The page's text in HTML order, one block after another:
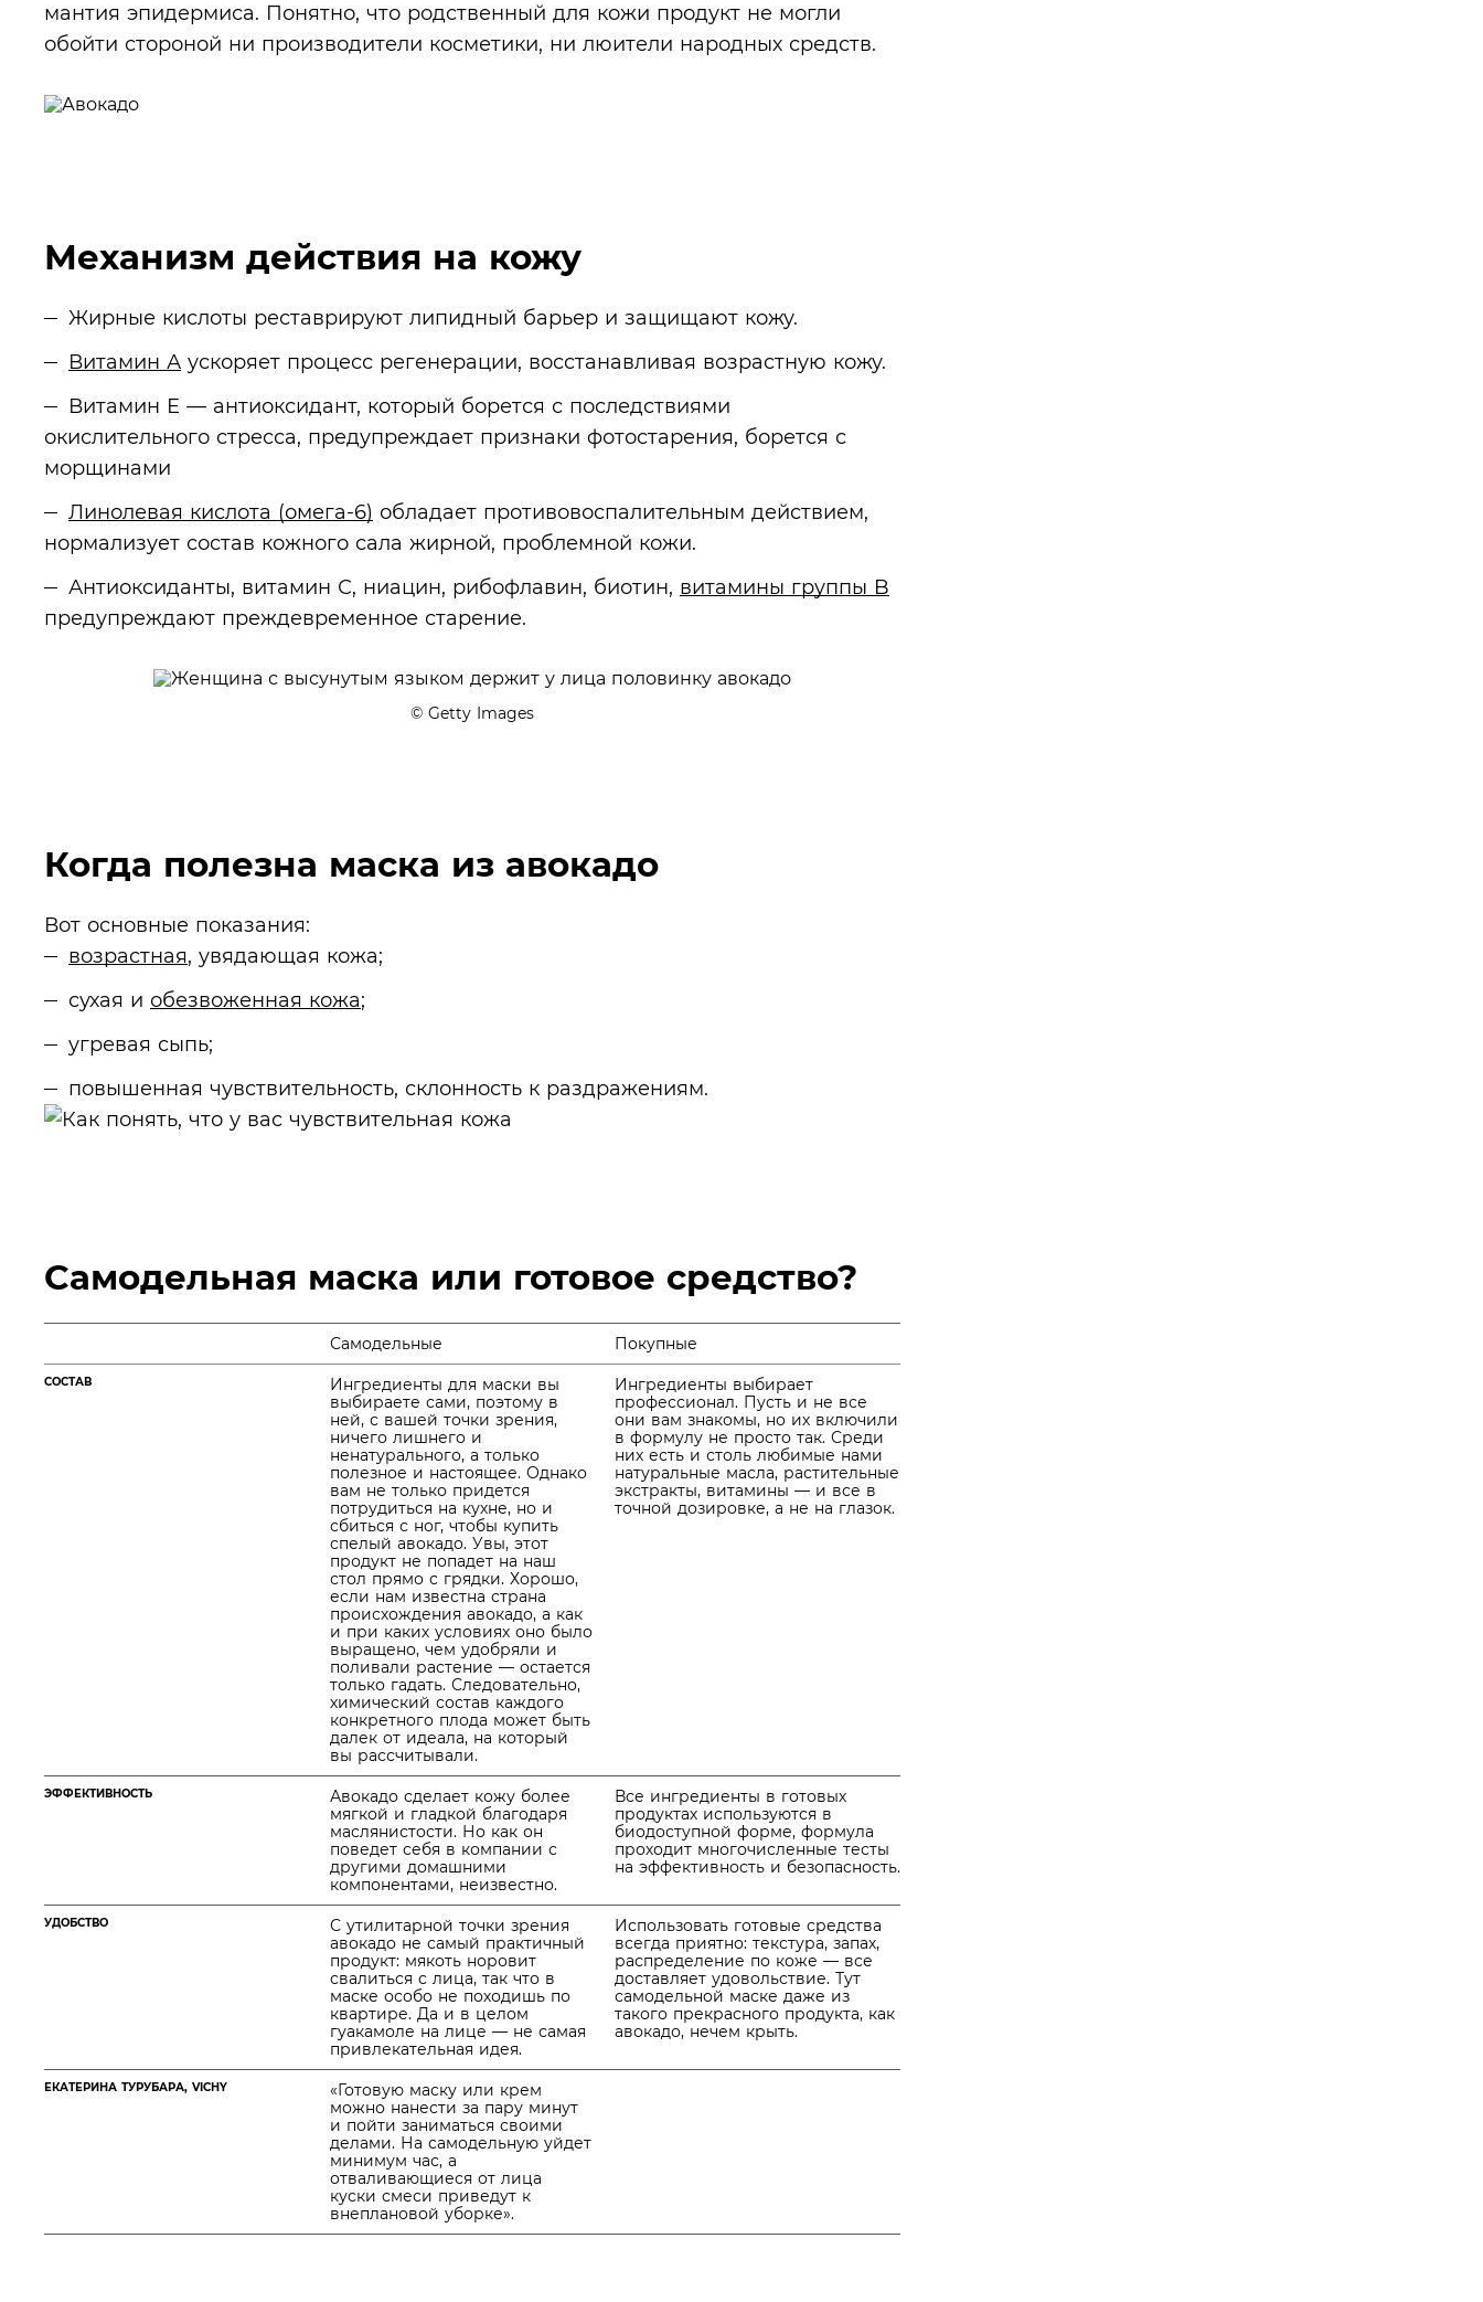
мантия эпидермиса. Понятно, что родственный для кожи продукт не могли
обойти стороной ни производители косметики, ни люители народных средств.
Механизм действия на кожу
Жирные кислоты реставрируют липидный барьер и защищают кожу.
Витамин А ускоряет процесс регенерации, восстанавливая возрастную кожу.
Витамин Е — антиоксидант, который борется с последствиями
окислительного стресса, предупреждает признаки фотостарения, борется с
морщинами
Линолевая кислота (омега-6) обладает противовоспалительным действием,
нормализует состав кожного сала жирной, проблемной кожи.
Антиоксиданты, витамин С, ниацин, рибофлавин, биотин, витамины группы B
предупреждают преждевременное старение.
© Getty Images
Когда полезна маска из авокадо
Вот основные показания:
возрастная, увядающая кожа;
сухая и обезвоженная кожа;
угревая сыпь;
повышенная чувствительность, склонность к раздражениям.
Cамодельная маска или готовое средство?
Самодельные Покупные
СОСТАВ
Ингредиенты для маски вы
выбираете сами, поэтому в
ней, с вашей точки зрения,
ничего лишнего и
ненатурального, а только
полезное и настоящее. Однако
вам не только придется
потрудиться на кухне, но и
сбиться с ног, чтобы купить
спелый авокадо. Увы, этот
продукт не попадет на наш
стол прямо с грядки. Хорошо,
если нам известна страна
происхождения авокадо, а как
и при каких условиях оно было
выращено, чем удобряли и
поливали растение — остается
только гадать. Следовательно,
химический состав каждого
конкретного плода может быть
далек от идеала, на который
вы рассчитывали.
Ингредиенты выбирает
профессионал. Пусть и не все
они вам знакомы, но их включили
в формулу не просто так. Среди
них есть и столь любимые нами
натуральные масла, растительные
экстракты, витамины — и все в
точной дозировке, а не на глазок.
ЭФФЕКТИВНОСТЬ
Авокадо сделает кожу более
мягкой и гладкой благодаря
маслянистости. Но как он
поведет себя в компании с
другими домашними
компонентами, неизвестно.
Все ингредиенты в готовых
продуктах используются в
биодоступной форме, формула
проходит многочисленные тесты
на эффективность и безопасность.
УДОБСТВО
С утилитарной точки зрения
авокадо не самый практичный
продукт: мякоть норовит
свалиться с лица, так что в
маске особо не походишь по
квартире. Да и в целом
гуакамоле на лице — не самая
привлекательная идея.
Использовать готовые средства
всегда приятно: текстура, запах,
распределение по коже — все
доставляет удовольствие. Тут
самодельной маске даже из
такого прекрасного продукта, как
авокадо, нечем крыть.
ЕКАТЕРИНА ТУРУБАРА, VICHY
«Готовую маску или крем
можно нанести за пару минут
и пойти заниматься своими
делами. На самодельную уйдет
минимум час, а
отваливающиеся от лица
куски смеси приведут к
внеплановой уборке».